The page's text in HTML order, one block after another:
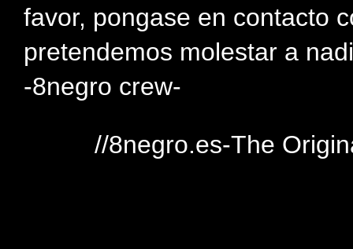
favor, pongase en contacto
pretendemos molestar a
-8negro crew-
//8negro.es-The